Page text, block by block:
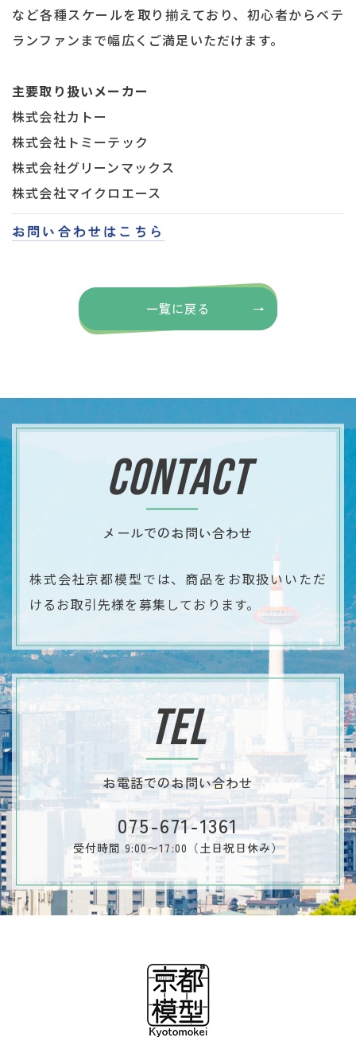
など各種スケールを取り揃えており、初心者からベテ
ランファンまで幅広くご満足いただけます。
主要取り扱いメーカー
株式会社カトー
株式会社トミーテック
株式会社グリーンマックス
株式会社マイクロエース
お問い合わせはこちら
一覧に戻る
CONTACT
メールでのお問い合わせ
株式会社京都模型では、商品をお取扱いいただ
ける​​​​​​​お取引先様を募集しております。
TEL
お電話でのお問い合わせ
075-671-1361
受付時間 9:00〜17:00（土日祝日休み）